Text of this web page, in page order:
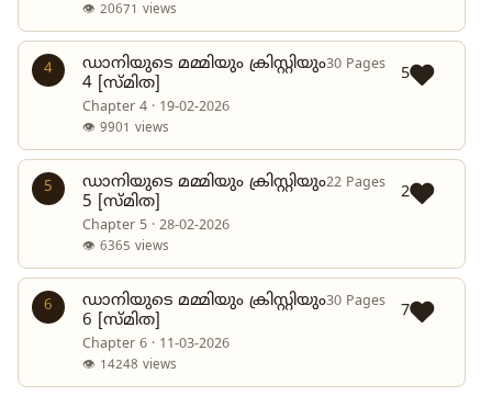
👁 20671 views
4
ഡാനിയുടെ മമ്മിയും ക്രിസ്റ്റിയും
4 [സ്മിത]
30 Pages
Chapter 4 · 19-02-2026
👁 9901 views
5
5
ഡാനിയുടെ മമ്മിയും ക്രിസ്റ്റിയും
5 [സ്മിത]
22 Pages
Chapter 5 · 28-02-2026
👁 6365 views
2
6
ഡാനിയുടെ മമ്മിയും ക്രിസ്റ്റിയും
6 [സ്മിത]
30 Pages
Chapter 6 · 11-03-2026
👁 14248 views
7